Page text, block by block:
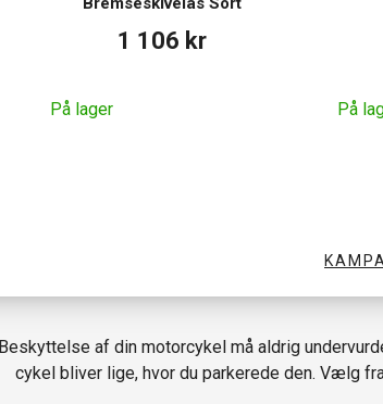
1 106 kr
På lager På
Beskyttelse af din motorcykel må aldrig
cykel bliver lige, hvor du parkerede den. Vælg